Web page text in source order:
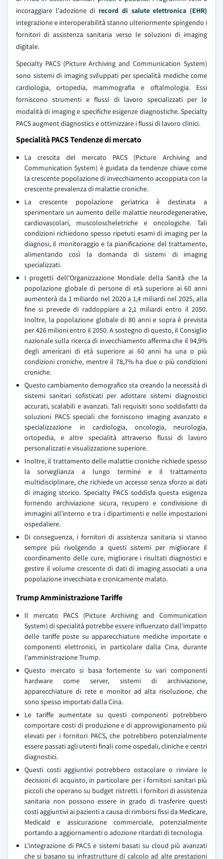
incoraggiare l'adozione di record di salute elettronica (EHR)
integrazione e interoperabilità stanno ulteriormente spingendo i
fornitori di assistenza sanitaria verso le soluzioni di imaging
digitale.
Specialty PACS (Picture Archiving and Communication System)
sono sistemi di imaging sviluppati per specialità mediche come
cardiologia, ortopedia, mammografia e oftalmologia. Essi
forniscono strumenti e flussi di lavoro specializzati per le
modalità di imaging e specifiche esigenze diagnostiche. Specialty
PACS augment diagnostics e ottimizzare i flussi di lavoro clinici.
Specialità PACS Tendenze di mercato
La crescita del mercato PACS (Picture Archiving and
Communication System) è guidata da tendenze chiave come
la crescente popolazione di invecchiamento accoppiata con la
crescente prevalenza di malattie croniche.
La crescente popolazione geriatrica è destinata a
sperimentare un aumento delle malattie neurodegenerative,
cardiovascolari, muscoloscheletriche e oncologiche. Tali
condizioni richiedono spesso ripetuti esami di imaging per la
diagnosi, il monitoraggio e la pianificazione del trattamento,
alimentando così la domanda di sistemi di imaging
specializzati.
I progetti dell'Organizzazione Mondiale della Sanità che la
popolazione globale di persone di età superiore ai 60 anni
aumenterà da 1 miliardo nel 2020 a 1,4 miliardi nel 2025, alla
fine si prevede di raddoppiare a 2,1 miliardi entro il 2050.
Inoltre, la popolazione globale di 80 anni e sopra è prevista
per 426 milioni entro il 2050. A sostegno di questo, il Consiglio
nazionale sulla ricerca di invecchiamento afferma che il 94,9%
degli americani di età superiore ai 60 anni ha una o più
condizioni croniche, mentre il 78,7% ha due o più condizioni
croniche.
Questo cambiamento demografico sta creando la necessità di
sistemi sanitari sofisticati per adottare sistemi diagnostici
accurati, scalabili e avanzati. Tali requisiti sono soddisfatti da
soluzioni PACS speciali che forniscono imaging avanzato e
specializzazione in cardiologia, oncologia, neurologia,
ortopedia, e altre specialità attraverso flussi di lavoro
personalizzati e visualizzazione superiore.
Inoltre, il trattamento delle malattie croniche richiede spesso
la sorveglianza a lungo termine e il trattamento
multidisciplinare, che richiede un accesso senza sforzo ai dati
di imaging storico. Specialty PACS soddisfa questa esigenza
fornendo archiviazione sicura, recupero e condivisione di
immagini all'interno e tra i dipartimenti e nelle impostazioni
ospedaliere.
Di conseguenza, i fornitori di assistenza sanitaria si stanno
sempre più rivolgendo a questi sistemi per migliorare il
coordinamento delle cure, migliorare i risultati diagnostici e
gestire il volume crescente di dati di imaging associati a una
popolazione invecchiata e cronicamente malato.
Trump Amministrazione Tariffe
Il mercato PACS (Picture Archiving and Communication
System) di specialità potrebbe essere influenzato dall'impatto
delle tariffe poste su apparecchiature mediche importate e
componenti elettronici, in particolare dalla Cina, durante
l'amministrazione Trump.
Questo mercato si basa fortemente su vari componenti
hardware come server, sistemi di archiviazione,
apparecchiature di rete e monitor ad alta risoluzione, che
sono spesso importati dalla Cina.
Le tariffe aumentate su questi componenti potrebbero
comportare costi di produzione e di approvvigionamento più
elevati per i fornitori PACS, che potrebbero potenzialmente
essere passati agli utenti finali come ospedali, cliniche e centri
diagnostici.
Questi costi aggiuntivi potrebbero ostacolare o rinviare le
decisioni di acquisto, in particolare per i fornitori sanitari più
piccoli che operano su budget ristretti. I fornitori di assistenza
sanitaria non possono essere in grado di trasferire questi
costi aggiuntivi ai pazienti a causa di rimborsi fissi da Medicare,
Medicaid e assicurazione commerciale, potenzialmente
portando a aggiornamenti o adozione ritardati di tecnologia.
L'integrazione di PACS e sistemi basati su cloud più avanzati
che si basano su infrastrutture di calcolo ad alte prestazioni